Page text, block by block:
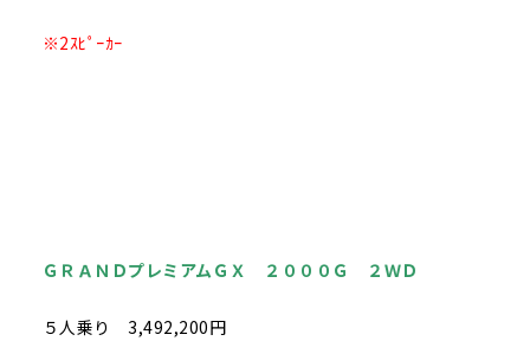
※2ｽﾋﾟｰｶｰ
ＧＲＡＮＤプレミアムＧＸ ２０００Ｇ ２ＷＤ
５人乗り 3,492,200円